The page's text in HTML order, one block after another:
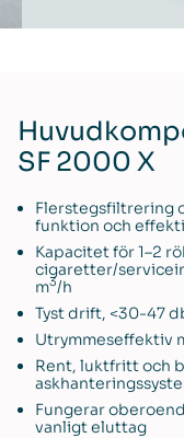
SF 2000 X
Flerstegsfiltrering
funktion och
Kapacitet för 1–2
cigaretter/
m3/h
Tyst drift, <30-47
Utrymmeseffektiv
Rent, luktfritt och
Fungerar
vanligt eluttag